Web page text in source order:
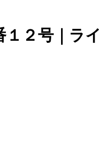
２号｜ラ